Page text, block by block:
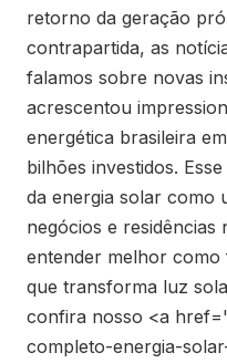
retorno da geração
contrapartida, as
falamos sobre novas
acrescentou
energética brasileira
bilhões investidos.
da energia solar como
negócios e
entender melhor como
que transforma luz
confira nosso <a
completo-energia-